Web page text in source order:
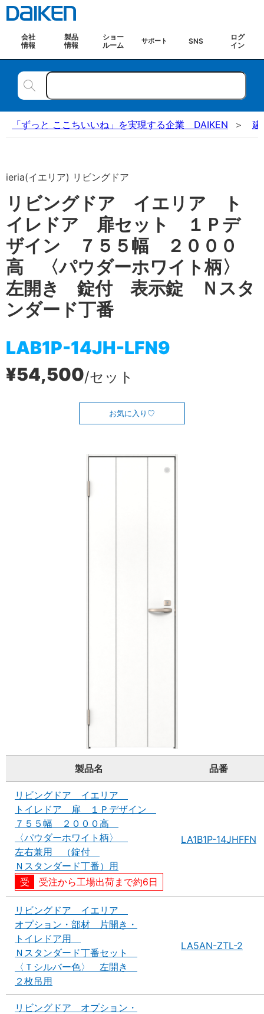
会社
情報
製品
情報
ショー
ルーム
サポート SNS
ログ
イン
「ずっと ここちいいね」を実現する企業 DAIKEN 建
ieria(イエリア) リビングドア
リビングドア イエリア ト
イレドア 扉セット １Ｐデ
ザイン ７５５幅 ２０００
高 〈パウダーホワイト柄〉
左開き 錠付 表示錠 Ｎスタ
ンダード丁番
LAB1P-14JH-LFN9
¥54,500/セット
お気に入り
製品名 品番
リビングドア イエリア
トイレドア 扉 １Ｐデザイン
７５５幅 ２０００高
〈パウダーホワイト柄〉
左右兼用 （錠付
Ｎスタンダード丁番）用
受注から工場出荷まで約6日
LA1B1P-14JHFFN
リビングドア イエリア
オプション・部材 片開き・
トイレドア用
Ｎスタンダード丁番セット
〈Ｔシルバー色〉 左開き
２枚吊用
LA5AN-ZTL-2
リビングドア オプション・